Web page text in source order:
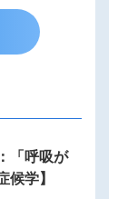
「呼吸が
候学】